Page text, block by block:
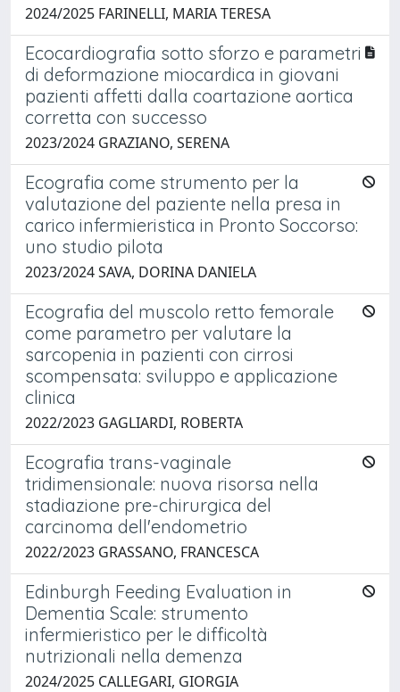
2024/2025 FARINELLI, MARIA TERESA
Ecocardiografia sotto sforzo e parametri
di deformazione miocardica in giovani
pazienti affetti dalla coartazione aortica
corretta con successo
2023/2024 GRAZIANO, SERENA
Ecografia come strumento per la
valutazione del paziente nella presa in
carico infermieristica in Pronto Soccorso:
uno studio pilota
2023/2024 SAVA, DORINA DANIELA
Ecografia del muscolo retto femorale
come parametro per valutare la
sarcopenia in pazienti con cirrosi
scompensata: sviluppo e applicazione
clinica
2022/2023 GAGLIARDI, ROBERTA
Ecografia trans-vaginale
tridimensionale: nuova risorsa nella
stadiazione pre-chirurgica del
carcinoma dell'endometrio
2022/2023 GRASSANO, FRANCESCA
Edinburgh Feeding Evaluation in
Dementia Scale: strumento
infermieristico per le difficoltà
nutrizionali nella demenza
2024/2025 CALLEGARI, GIORGIA